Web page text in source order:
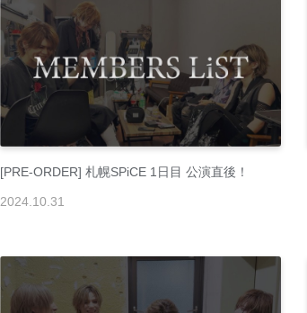
[PRE-ORDER] 札幌SPiCE 1日目 公演直後！
2024 10 31